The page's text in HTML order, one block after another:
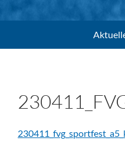
FV Gondelsheim e.V.
Zum